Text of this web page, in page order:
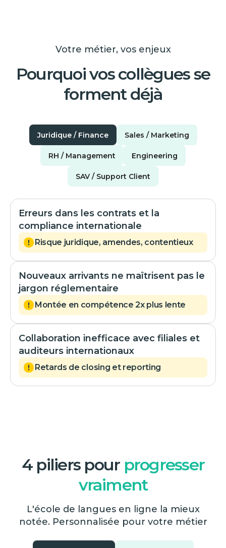
Votre métier, vos enjeux
Pourquoi vos collègues se
forment déjà
Juridique / Finance Sales / Marketing
RH / Management Engineering
SAV / Support Client
Erreurs dans les contrats et la
compliance internationale
Risque juridique, amendes, contentieux
Nouveaux arrivants ne maîtrisent pas le
jargon réglementaire
Montée en compétence 2x plus lente
Collaboration inefficace avec filiales et
auditeurs internationaux
Retards de closing et reporting
4 piliers pour progresser
vraiment
L'école de langues en ligne la mieux
notée. Personnalisée pour votre métier